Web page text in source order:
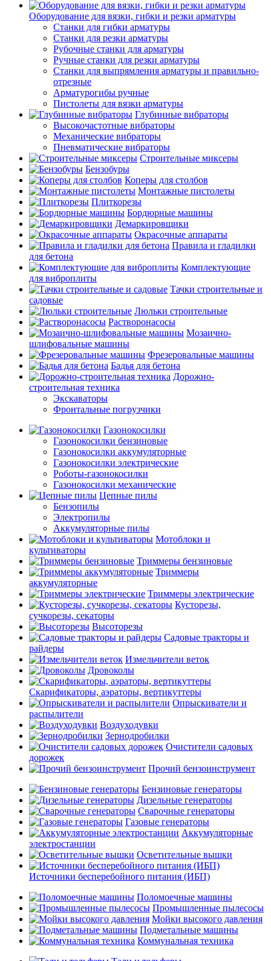
Оборудование для вязки, гибки и резки арматуры
Станки для гибки арматуры
Станки для резки арматуры
Рубочные станки для арматуры
Ручные станки для резки арматуры
Станки для выпрямления арматуры и правильно-
отрезные
Арматурогибы ручные
Пистолеты для вязки арматуры
Глубинные вибраторы
Высокочастотные вибраторы
Механические вибраторы
Пневматические вибраторы
Строительные миксеры
Бензобуры
Коперы для столбов
Монтажные пистолеты
Плиткорезы
Бордюрные машины
Демаркировщики
Окрасочные аппараты
Правила и гладилки
для бетона
Комплектующие
для виброплиты
Тачки строительные и
садовые
Люльки строительные
Растворонасосы
Мозаично-
шлифовальные машины
Фрезеровальные машины
Бадья для бетона
Дорожно-
строительная техника
Экскаваторы
Фронтальные погрузчики
Газонокосилки
Газонокосилки бензиновые
Газонокосилки аккумуляторные
Газонокосилки электрические
Роботы-газонокосилки
Газонокосилки механические
Цепные пилы
Бензопилы
Электропилы
Аккумуляторные пилы
Мотоблоки и
культиваторы
Триммеры бензиновые
Триммеры
аккумуляторные
Триммеры электрические
Кусторезы,
сучкорезы, секаторы
Высоторезы
Садовые тракторы и
райдеры
Измельчители веток
Дровоколы
Скарификаторы, аэраторы, вертикуттеры
Опрыскиватели и
распылители
Воздуходувки
Зернодробилки
Очистители садовых
дорожек
Прочий бензоинструмент
Бензиновые генераторы
Дизельные генераторы
Сварочные генераторы
Газовые генераторы
Аккумуляторные
электростанции
Осветительные вышки
Источники бесперебойного питания (ИБП)
Поломоечные машины
Промышленные пылесосы
Мойки высокого давления
Подметальные машины
Коммунальная техника